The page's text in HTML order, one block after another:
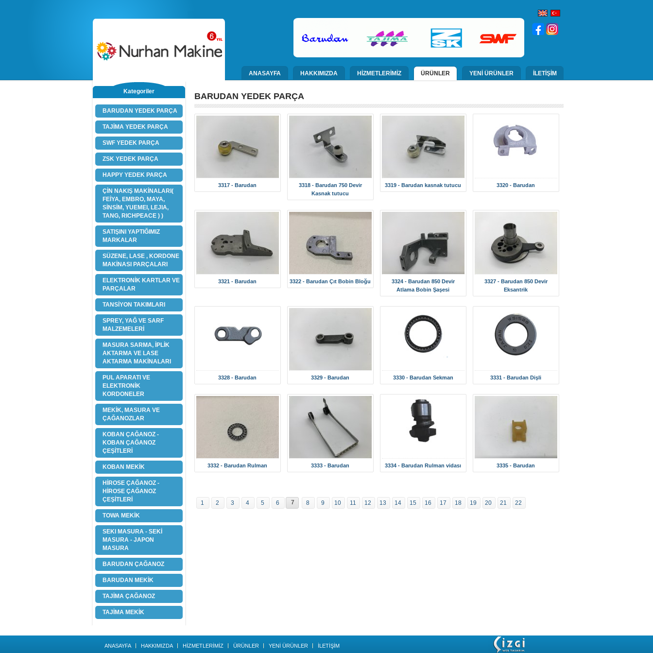
ANASAYFA HAKKIMIZDA HİZMETLERİMİZ ÜRÜNLER YENİ ÜRÜNLER İLETİŞİM
Kategoriler
BARUDAN YEDEK PARÇA
TAJİMA YEDEK PARÇA
SWF YEDEK PARÇA
ZSK YEDEK PARÇA
HAPPY YEDEK PARÇA
ÇİN NAKIŞ MAKİNALARI(
FEİYA, EMBRO, MAYA,
SİNSİM, YUEMEI, LEJIA,
TANG, RICHPEACE ) )
SATIŞINI YAPTIĞIMIZ
MARKALAR
SÜZENE, LASE , KORDONE
MAKİNASI PARÇALARI
ELEKTRONİK KARTLAR VE
PARÇALAR
TANSİYON TAKIMLARI
SPREY, YAĞ VE SARF
MALZEMELERİ
MASURA SARMA, İPLİK
AKTARMA VE LASE
AKTARMA MAKİNALARI
PUL APARATI VE
ELEKTRONİK
KORDONELER
MEKİK, MASURA VE
ÇAĞANOZLAR
KOBAN ÇAĞANOZ -
KOBAN ÇAĞANOZ
ÇEŞİTLERİ
KOBAN MEKİK
HİROSE ÇAĞANOZ -
HİROSE ÇAĞANOZ
ÇEŞİTLERİ
TOWA MEKİK
SEKI MASURA - SEKİ
MASURA - JAPON
MASURA
BARUDAN ÇAĞANOZ
BARUDAN MEKİK
TAJİMA ÇAĞANOZ
TAJİMA MEKİK
BARUDAN YEDEK PARÇA
3317 - Barudan
3318 - Barudan 750 Devir
Kasnak tutucu
3319 - Barudan kasnak tutucu 3320 - Barudan
3321 - Barudan 3322 - Barudan Çıt Bobin Bloğu
3324 - Barudan 850 Devir
Atlama Bobin Şaşesi
3327 - Barudan 850 Devir
Eksantrik
3328 - Barudan 3329 - Barudan 3330 - Barudan Sekman 3331 - Barudan Dişli
3332 - Barudan Rulman 3333 - Barudan 3334 - Barudan Rulman vidası 3335 - Barudan
1 2 3 4 5 6 7 8 9 10 11 12 13 14 15 16 17 18 19 20 21 22
ANASAYFA HAKKIMIZDA HİZMETLERİMİZ ÜRÜNLER YENİ ÜRÜNLER İLETİŞİM